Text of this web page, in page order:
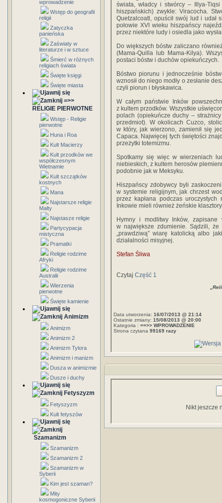
wprowadzenie
Wstęp do geografii
religii
Zatyczka
panieńska
Zaświaty w
literaturze i w sztuce
Śmierć w różnych
religiach świata
Święte księgi
Święte miasta
=>>
RELIGIE PIERWOTNE
Wstęp - Religie
pierwotne
Huna i Roa
Kult Macierzy
Kult przodków we
współczesnym
Wietnamie
Kult szczątków
kostnych
Mana
Najstarsze religie
Malty
Najstasze religie
Partycypacja
mistyczna
Pramatki
Religie rodzime
Afryki
Religie rodzime
Australii
Wierzenia
pierwotne
Święte kamienie
Animizm
Animizm
Animizm 2
Animizm Tylora
Animizm i manizm
Dusza w animizmie
Dusze i duchy
Fetyszyzm
Fetyszyzm
Kult fetyszów
Szamanizm
Szamanizm
Szamanizm 2
Szamanizm w
Syberii
Kim jest szaman?
Mity
kosmogoniczne Syberii
świata, władcy i stwórcy – Illya-
hiszpańskich) zwykle: Viracocha.
Quetzalcoatl, opuścił swój lud i
połowie XVI wieku hiszpańscy
przez niektóre ludy i osiedla jako
Do większych bóstw zaliczano
(Mama-Quilla lub Mama-Kilya).
postaci bóstw i duchów opiekuńczych.
Bóstwo piorunu i jednocześnie
wznosił do niego modły o zesłanie
czyli piorun i błyskawica.
W całym państwie Inków
z kultem przodków. Wszystkie
polach (opiekuńcze duchy –
przedmiot). W okolicach Cuzco,
w który, jak wierzono, zamienił się
Capaca. Najwięcej tych świętości
przeżytki totemizmu.
Spotkamy się więc w wierzeniach
niebieskich, z kultem herosów
podobnie jak w Meksyku.
Hiszpańscy zdobywcy byli
w systemie religijnym, jak chrzest
przez kapłana podczas
Inkowie mieli również żeńskie
Hymny i modlitwy Inków, zapisane
w największe zdumienie. Sądzili,
„prawdziwą” wiarę katolicką albo
działalności misyjnej.
Stefan Śliwa
Czytaj Część 1
Data utworzenia: 16/07/2013 @ 21:14
Ostatnie zmiany: 15/08/2013 @ 20:00
Kategoria : ==>> WPROWADZENIE
Strona czytana 99169 razy
Nikt jeszcze